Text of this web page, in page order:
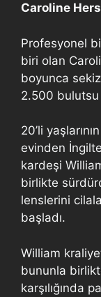
Caroline
Profesyonel
biri olan
boyunca sekiz
2.500
20’li
evinden
kardeşi
birlikte
lenslerini
başladı.
William
bununla
karşılığında